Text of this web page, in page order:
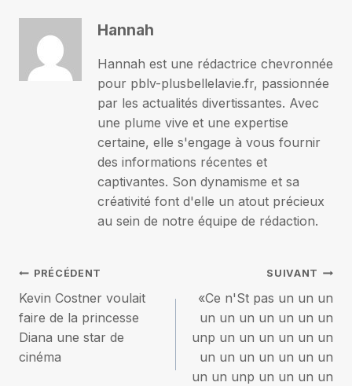
Hannah
Hannah est une rédactrice chevronnée
pour pblv-plusbellelavie.fr, passionnée
par les actualités divertissantes. Avec
une plume vive et une expertise
certaine, elle s'engage à vous fournir
des informations récentes et
captivantes. Son dynamisme et sa
créativité font d'elle un atout précieux
au sein de notre équipe de rédaction.
Navigation
de
l’article
PRÉCÉDENT
Kevin Costner voulait
faire de la princesse
Diana une star de
cinéma
SUIVANT
«Ce n'St pas un un un
un un un un un un un
unp un un un un un un
un un un un un un un
un un unp un un un un